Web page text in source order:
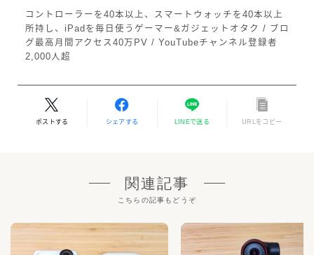
コントローラーを40本以上、スマートウォッチを40本以上
所持し、iPadを毎日使うゲーマー&ガジェットオタク / ブロ
グ最高月間アクセス40万PV / YouTubeチャンネル登録者
2,000人超
ポストする シェアする LINEで送る URLをコピー
関連記事
こちらの記事もどうぞ